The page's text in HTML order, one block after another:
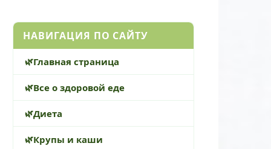
НАВИГАЦИЯ ПО САЙТУ
Главная страница
Все о здоровой еде
Диета
Крупы и каши